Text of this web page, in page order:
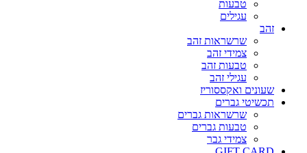
טבעות
עגילים
זהב
שרשראות זהב
צמידי זהב
טבעות זהב
עגילי זהב
שעונים ואקססוריז
תכשיטי גברים
שרשראות גברים
טבעות גברים
צמידי גבר